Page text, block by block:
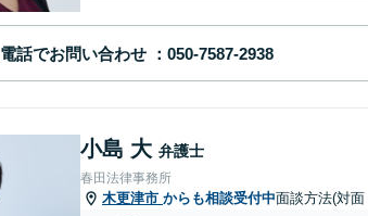
電話でお問い合わせ
小島 大 弁護士
春田法律事務所
木更津市 からも相談受付中面談方法(対